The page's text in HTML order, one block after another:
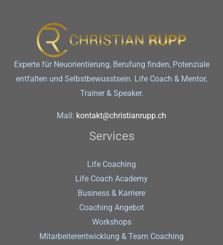
Experte für Neuorientierung, Berufung finden, Potenziale
entfalten und Selbstbewusstsein. Life Coach & Mentor,
Trainer & Speaker.
Mail: kontakt@christianrupp.ch
Services
Life Coaching
Life Coach Academy
Business & Karriere
Coaching Angebot
Workshops
Mitarbeiterentwicklung & Team Coaching